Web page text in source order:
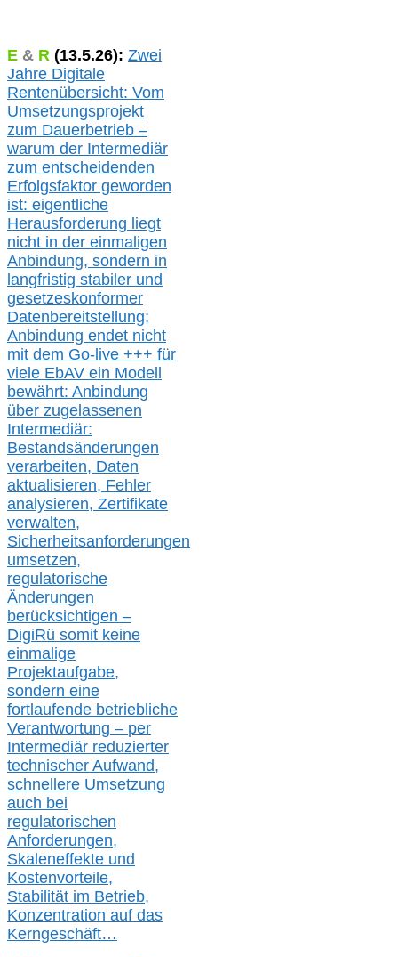
E & R (13.5.26): Zwei
Jahre Digitale
Rentenübersicht: Vom
Umsetzungsprojekt
zum Dauerbetrieb –
warum der Intermediär
zum entscheidenden
Erfolgsfaktor geworden
ist: eigentliche
Herausforderung liegt
nicht in der einmaligen
Anbindung, sondern in
langfristig stabiler und
gesetzeskonformer
Datenbereitstellung;
Anbindung endet nicht
mit dem Go-live +++ für
viele EbAV ein Modell
bewährt: Anbindung
über zugelassenen
Intermediär:
Bestandsänderungen
verarbeiten, Daten
aktualisieren, Fehler
analysieren, Zertifikate
verwalten,
Sicherheitsanforderungen
umsetzen,
regulatorische
Änderungen
berücksichtigen –
DigiRü somit keine
einmalige
Projektaufgabe,
sondern eine
fortlaufende betriebliche
Verantwortung – per
Intermediär reduzierter
technischer Aufwand,
schnellere Umsetzung
auch bei
regulatorischen
Anforderungen,
Skaleneffekte und
Kostenvorteile,
Stabilität im Betrieb,
Konzentration auf das
Kerngeschäft…